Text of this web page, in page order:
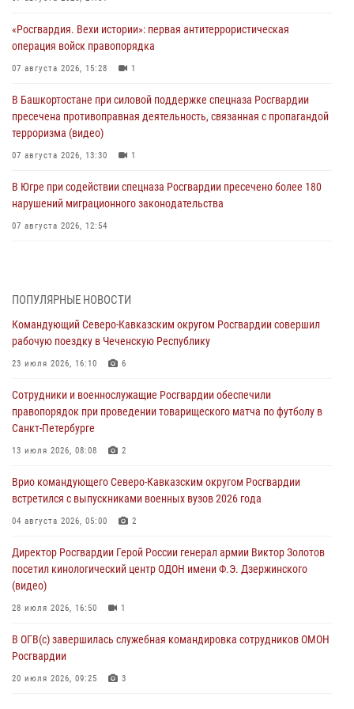
«Росгвардия. Вехи истории»: первая антитеррористическая
операция войск правопорядка
07 августа 2026, 15:28 1
В Башкортостане при силовой поддержке спецназа Росгвардии
пресечена противоправная деятельность, связанная с пропагандой
терроризма (видео)
07 августа 2026, 13:30 1
В Югре при содействии спецназа Росгвардии пресечено более 180
нарушений миграционного законодательства
07 августа 2026, 12:54
Росгвардии (видео)
07 августа 2026, 12:20
выпуска «Легенды армии с Александром Маршалом»
07 августа 2026, 12:00
Представители ФСБ России по Уральскому округу Росгвардии и
Кузнецова
07 августа 2026, 12:00
Смольного собора в Санкт-Петербурге (видео)
ПОПУЛЯРНЫЕ НОВОСТИ
Командующий Северо-Кавказским округом Росгвардии совершил
рабочую поездку в Чеченскую Республику
23 июля 2026, 16:10 6
Сотрудники и военнослужащие Росгвардии обеспечили
правопорядок при проведении товарищеского матча по футболу в
Санкт-Петербурге
13 июля 2026, 08:08 2
Врио командующего Северо-Кавказским округом Росгвардии
встретился с выпускниками военных вузов 2026 года
04 августа 2026, 05:00 2
Директор Росгвардии Герой России генерал армии Виктор Золотов
посетил кинологический центр ОДОН имени Ф.Э. Дзержинского
(видео)
28 июля 2026, 16:50 1
В ОГВ(с) завершилась служебная командировка сотрудников ОМОН
Росгвардии
20 июля 2026, 09:25 3